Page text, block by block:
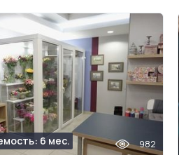
6 мес. 982